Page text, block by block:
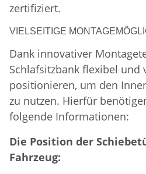
zertifiziert.
VIELSEITIGE
Dank innovativer
Schlafsitzbank flexibel und
positionieren, um den
zu nutzen. Hierfür
folgende Informationen:
Die Position der
Fahrzeug: